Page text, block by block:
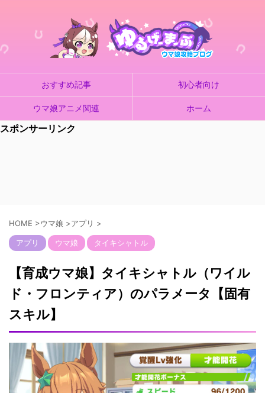
おすすめ記事 初心者向け
ウマ娘アニメ関連 ホーム
スポンサーリンク
HOME >ウマ娘 >アプリ >
アプリ ウマ娘 タイキシャトル
【育成ウマ娘】タイキシャトル（ワイル
ド・フロンティア）のパラメータ【固有
スキル】